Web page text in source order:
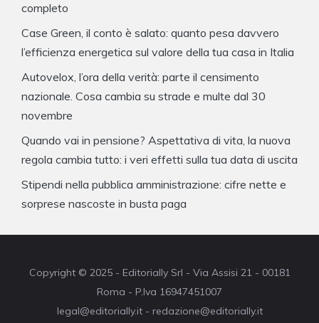
completo
Case Green, il conto è salato: quanto pesa davvero
l’efficienza energetica sul valore della tua casa in Italia
Autovelox, l’ora della verità: parte il censimento
nazionale. Cosa cambia su strade e multe dal 30
novembre
Quando vai in pensione? Aspettativa di vita, la nuova
regola cambia tutto: i veri effetti sulla tua data di uscita
Stipendi nella pubblica amministrazione: cifre nette e
sorprese nascoste in busta paga
Copyright © 2025 - Editorially Srl - Via Assisi 21 - 00181
Roma - P.Iva 16947451007
legal@editorially.it - redazione@editorially.it